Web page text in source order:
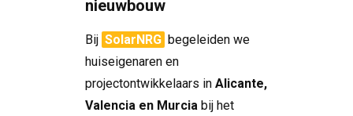
nieuwbouw
Bij SolarNRG begeleiden we
huiseigenaren en
projectontwikkelaars in Alicante,
Valencia en Murcia bij het